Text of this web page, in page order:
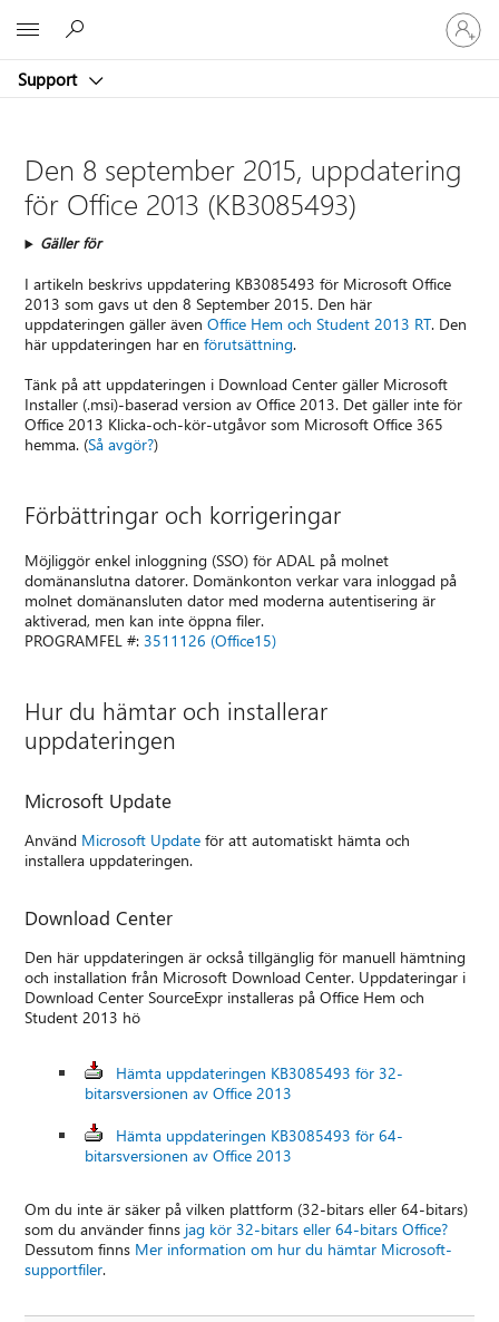
Support
Logga
in
på
konto
Den 8 september 2015, uppdatering
för Office 2013 (KB3085493)
Gäller för
I artikeln beskrivs uppdatering KB3085493 för Microsoft Office
2013 som gavs ut den 8 September 2015. Den här
uppdateringen gäller ävenOffice Hem och Student 2013 RT. Den
här uppdateringen har enförutsättning.
Tänk på att uppdateringen i Download Center gäller Microsoft
Installer (.msi)-baserad version av Office 2013. Det gäller inte för
Office 2013 Klicka-och-kör-utgåvor som Microsoft Office 365
hemma. (Så avgör?)
Förbättringar och korrigeringar
Möjliggör enkel inloggning (SSO) för ADAL på molnet
domänanslutna datorer. Domänkonton verkar vara inloggad på
molnet domänansluten dator med moderna autentisering är
aktiverad, men kan inte öppna filer.
PROGRAMFEL #:3511126 (Office15)
Hur du hämtar och installerar
uppdateringen
Microsoft Update
Använd Microsoft Update för att automatiskt hämta och
installera uppdateringen.
Download Center
Den här uppdateringen är också tillgänglig för manuell hämtning
och installation från Microsoft Download Center. Uppdateringar i
Download Center SourceExpr installeras på Office Hem och
Student 2013 hö
Hämta uppdateringen KB3085493 för 32-
bitarsversionen av Office 2013
Hämta uppdateringen KB3085493 för 64-
bitarsversionen av Office 2013
Om du inte är säker på vilken plattform (32-bitars eller 64-bitars)
som du använder finns jag kör 32-bitars eller 64-bitars Office?
Dessutom finns Mer information om hur du hämtar Microsoft-
supportfiler.